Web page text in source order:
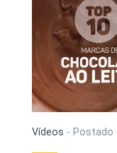
Vídeos - Postado